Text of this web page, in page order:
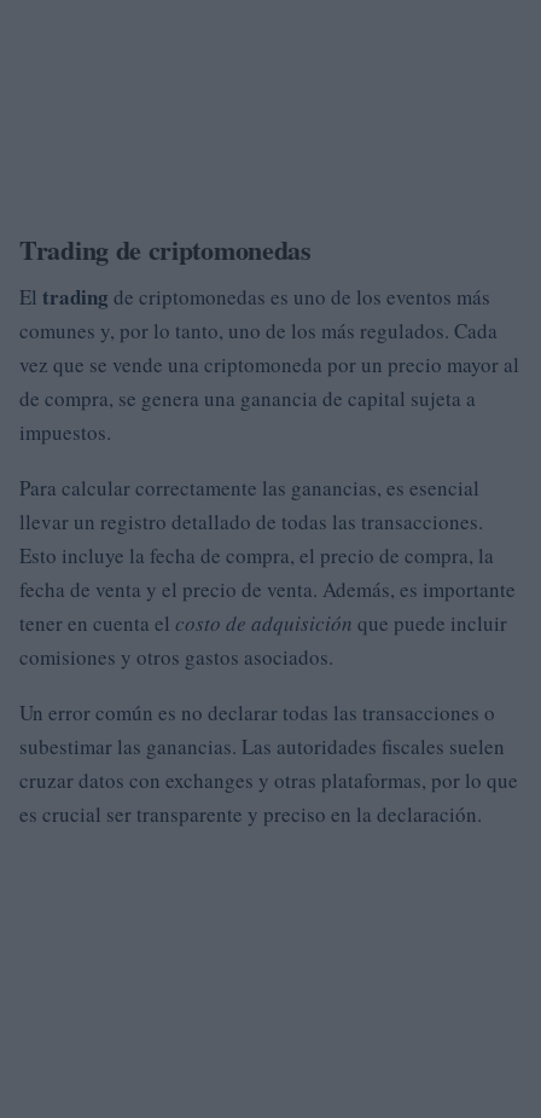
Trading de criptomonedas
El trading de criptomonedas es uno de los eventos más
comunes y, por lo tanto, uno de los más regulados. Cada
vez que se vende una criptomoneda por un precio mayor al
de compra, se genera una ganancia de capital sujeta a
impuestos.
Para calcular correctamente las ganancias, es esencial
llevar un registro detallado de todas las transacciones.
Esto incluye la fecha de compra, el precio de compra, la
fecha de venta y el precio de venta. Además, es importante
tener en cuenta el costo de adquisición que puede incluir
comisiones y otros gastos asociados.
Un error común es no declarar todas las transacciones o
subestimar las ganancias. Las autoridades fiscales suelen
cruzar datos con exchanges y otras plataformas, por lo que
es crucial ser transparente y preciso en la declaración.